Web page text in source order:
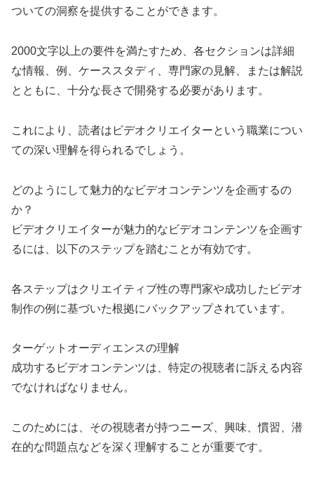
ついての洞察を提供することができます。
2000文字以上の要件を満たすため、各セクションは詳細
な情報、例、ケーススタディ、専門家の見解、または解説
とともに、十分な長さで開発する必要があります。
これにより、読者はビデオクリエイターという職業につい
ての深い理解を得られるでしょう。
どのようにして魅力的なビデオコンテンツを企画するの
か？
ビデオクリエイターが魅力的なビデオコンテンツを企画す
るには、以下のステップを踏むことが有効です。
各ステップはクリエイティブ性の専門家や成功したビデオ
制作の例に基づいた根拠にバックアップされています。
ターゲットオーディエンスの理解
成功するビデオコンテンツは、特定の視聴者に訴える内容
でなければなりません。
このためには、その視聴者が持つニーズ、興味、慣習、潜
在的な問題点などを深く理解することが重要です。